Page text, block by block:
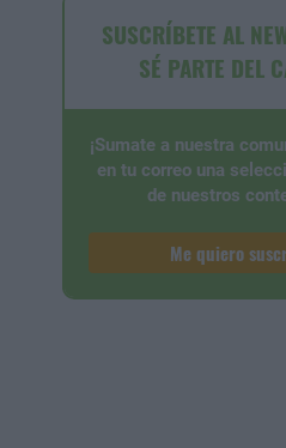
SUSCRÍBETE AL
SÉ PARTE DEL
¡Sumate a nuestra
en tu correo una
de nuestros
Me quiero